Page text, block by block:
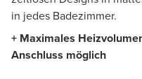
in jedes Badezimmer.
+ Maximales
Anschluss möglich